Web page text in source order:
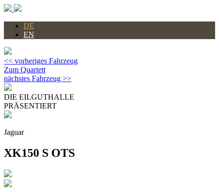
DE
EN
<< vorheriges Fahrzeug
Zum Quartett
nächstes Fahrzeug >>
DIE EILGUTHALLE
PRÄSENTIERT
Jaguar
XK150 S OTS